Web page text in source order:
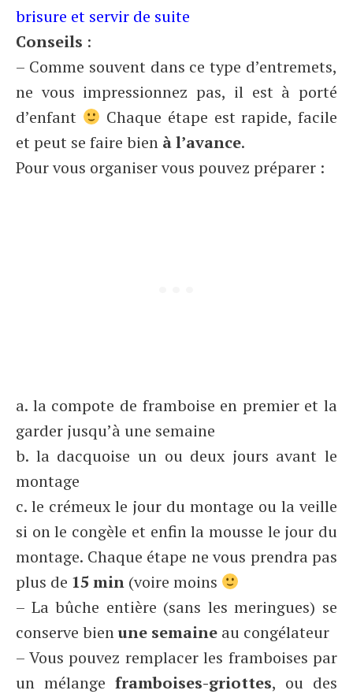
brisure et servir de suite
Conseils :
– Comme souvent dans ce type d’entremets,
ne vous impressionnez pas, il est à porté
d’enfant
Chaque étape est rapide, facile
et peut se faire bien à l’avance.
Pour vous organiser vous pouvez préparer :
a. la compote de framboise en premier et la
garder jusqu’à une semaine
b. la dacquoise un ou deux jours avant le
montage
c. le crémeux le jour du montage ou la veille
si on le congèle et enfin la mousse le jour du
montage. Chaque étape ne vous prendra pas
plus de 15 min (voire moins
– La bûche entière (sans les meringues) se
conserve bienune semaine au congélateur
– Vous pouvez remplacer les framboises par
un mélange framboises-griottes, ou des